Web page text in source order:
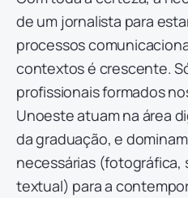
de um jornalista para
processos
contextos é crescente.
profissionais formados
Unoeste atuam na área
da graduação, e
necessárias (fotográfica,
textual) para a